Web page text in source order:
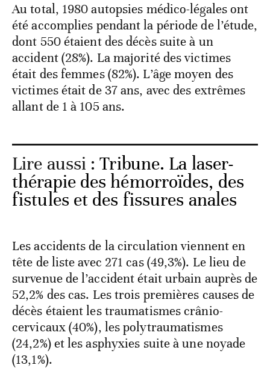
Au total, 1980 autopsies médico-légales ont
été accomplies pendant la période de l’étude,
dont 550 étaient des décès suite à un
accident (28%). La majorité des victimes
était des femmes (82%). L’âge moyen des
victimes était de 37 ans, avec des extrêmes
allant de 1 à 105 ans.
Lire aussi :Tribune. La laser-
thérapie des hémorroïdes, des
fistules et des fissures anales
Les accidents de la circulation viennent en
tête de liste avec 271 cas (49,3%). Le lieu de
survenue de l’accident était urbain auprès de
52,2% des cas. Les trois premières causes de
décès étaient les traumatismes crânio-
cervicaux (40%), les polytraumatismes
(24,2%) et les asphyxies suite à une noyade
(13,1%).